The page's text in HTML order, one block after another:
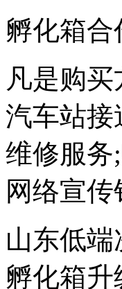
孵化箱合
凡是购
汽车站接
维修服务
网络宣
山东低端
孵化箱升